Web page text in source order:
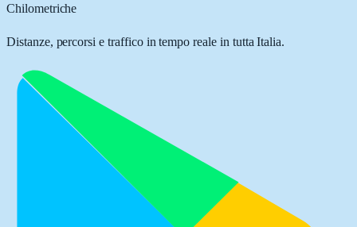
Chilometriche
Distanze, percorsi e traffico in tempo reale in tutta Italia.